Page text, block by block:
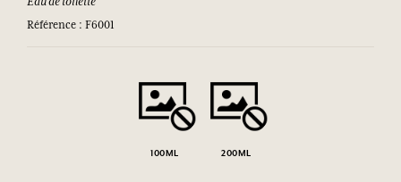
Référence : F6001
100ML 200ML